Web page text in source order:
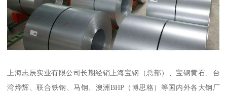
上海志辰实业有限公司长期经销上海宝钢（总部）、宝钢黄石、台
湾烨辉、联合铁钢、马钢、澳洲BHP（博思格）等国内外各大钢厂